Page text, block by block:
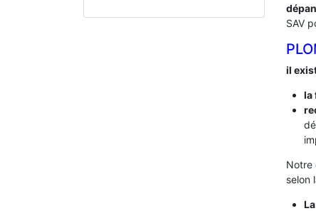
SAV
il
la
Notre
selon